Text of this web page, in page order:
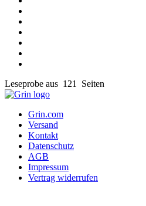
Leseprobe aus 121 Seiten
Grin.com
Versand
Kontakt
Datenschutz
AGB
Impressum
Vertrag widerrufen